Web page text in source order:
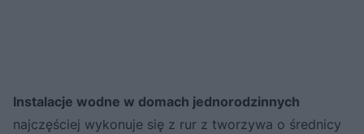
Instalacje wodne w domach jednorodzinnych
najczęściej wykonuje się z rur z tworzywa o średnicy